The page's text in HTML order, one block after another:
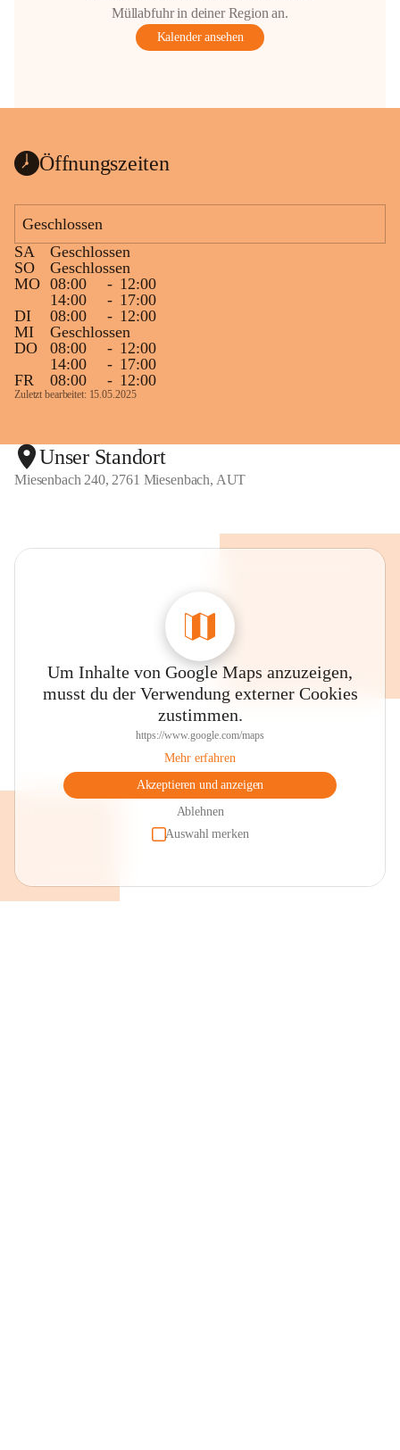
Müllabfuhr in deiner Region an.
Kalender ansehen
Öffnungszeiten
Geschlossen
SA
Geschlossen
SO
Geschlossen
MO 08:00 - 12:00
14:00
- 17:00
DI
08:00 - 12:00
MI
Geschlossen
DO
08:00 - 12:00
14:00
- 17:00
FR
08:00 - 12:00
Zuletzt bearbeitet: 15.05.2025
Unser Standort
Miesenbach 240, 2761 Miesenbach, AUT
Um Inhalte von Google Maps anzuzeigen,
musst du der Verwendung externer Cookies
zustimmen.
https://www.google.com/maps
Mehr erfahren
Akzeptieren und anzeigen
Ablehnen
Auswahl merken